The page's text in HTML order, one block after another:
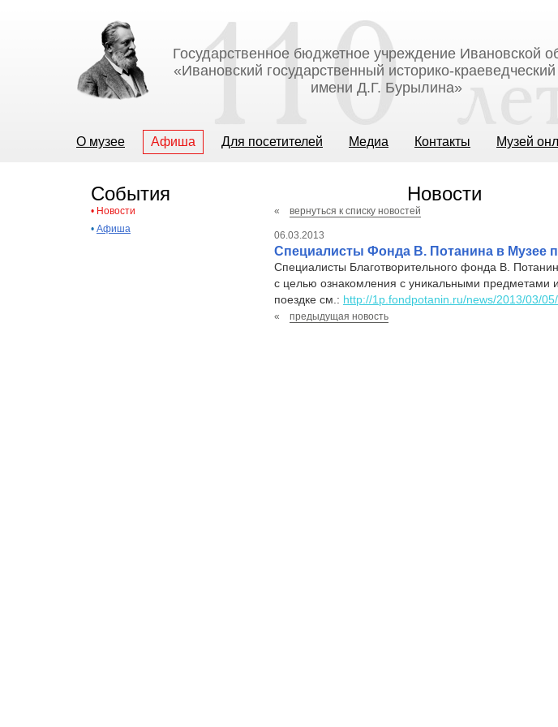
Государственное бюджетное учреждение Ивановской
«Ивановский государственный историко-
имени Д.Г. Бурылина»
О музее Афиша Для посетителей Медиа Контакты Музей
События
• Новости
• Афиша
Новости
« вернуться к списку новостей
06.03.2013
Специалисты Фонда В. Потанина в Музее
Специалисты Благотворительного фонда В.
с целью ознакомления с уникальными предметами
поездке см.: http://1p.fondpotanin.ru/news/2013/03/
« предыдущая новость